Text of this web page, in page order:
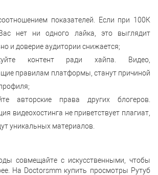
показателей. Если при 100К
нет ни одного лайка, это выглядит
и доверие аудитории снижается;
контент ради хайпа. Видео,
правилам платформы, станут причиной
авторские права других блогеров.
видеохостинга не приветствует плагиат,
уникальных материалов.
совмещайте с искусственными, чтобы
На Doctorsmm купить просмотры Рутуб